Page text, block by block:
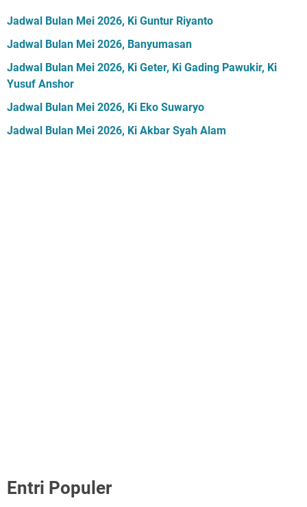
Jadwal Bulan Mei 2026, Ki Guntur Riyanto
Jadwal Bulan Mei 2026, Banyumasan
Jadwal Bulan Mei 2026, Ki Geter, Ki Gading Pawukir, Ki
Yusuf Anshor
Jadwal Bulan Mei 2026, Ki Eko Suwaryo
Jadwal Bulan Mei 2026, Ki Akbar Syah Alam
Entri Populer